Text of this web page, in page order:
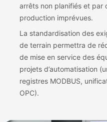
arrêts non planifiés et par
production imprévues.
La standardisation des
de terrain permettra de
de mise en service des
projets d’automatisation
registres MODBUS,
OPC).